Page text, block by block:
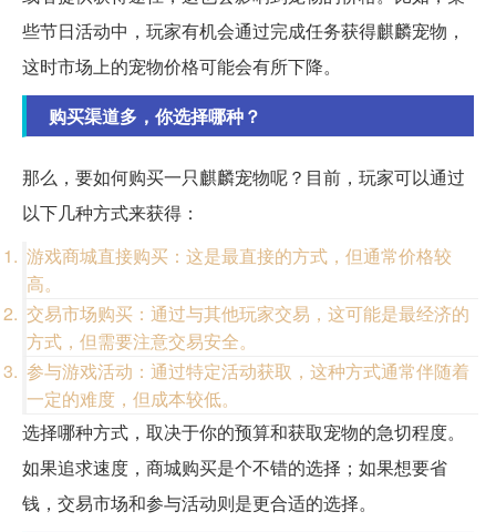
些节日活动中，玩家有机会通过完成任务获得麒麟宠物，
这时市场上的宠物价格可能会有所下降。
购买渠道多，你选择哪种？
那么，要如何购买一只麒麟宠物呢？目前，玩家可以通过
以下几种方式来获得：
游戏商城直接购买：这是最直接的方式，但通常价格较
高。
交易市场购买：通过与其他玩家交易，这可能是最经济的
方式，但需要注意交易安全。
参与游戏活动：通过特定活动获取，这种方式通常伴随着
一定的难度，但成本较低。
选择哪种方式，取决于你的预算和获取宠物的急切程度。
如果追求速度，商城购买是个不错的选择；如果想要省
钱，交易市场和参与活动则是更合适的选择。